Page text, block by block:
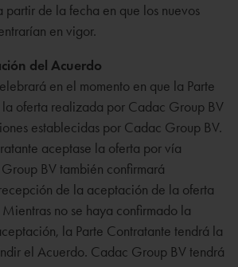
partir de la fecha en que los nuevos
en vigor.
del Acuerdo
en el momento en que la Parte
oferta realizada por Cadac Group BV
establecidas por Cadac Group BV.
aceptase la oferta por vía
BV también confirmará
de la aceptación de la oferta
no se haya confirmado la
la Parte Contratante tendrá la
el Acuerdo. Cadac Group BV tendrá